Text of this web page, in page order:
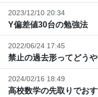
2023/12/10 20:34
Y偏差値30台の勉強法
2022/06/24 17:45
禁止の過去形ってどう
2024/02/16 18:49
高校数学の先取りでお